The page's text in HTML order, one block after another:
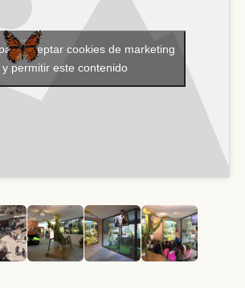
aceptar cookies de marketing
y permitir este contenido